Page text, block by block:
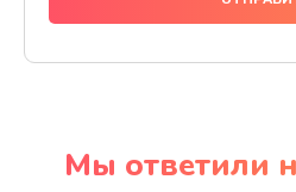
Мы ответили